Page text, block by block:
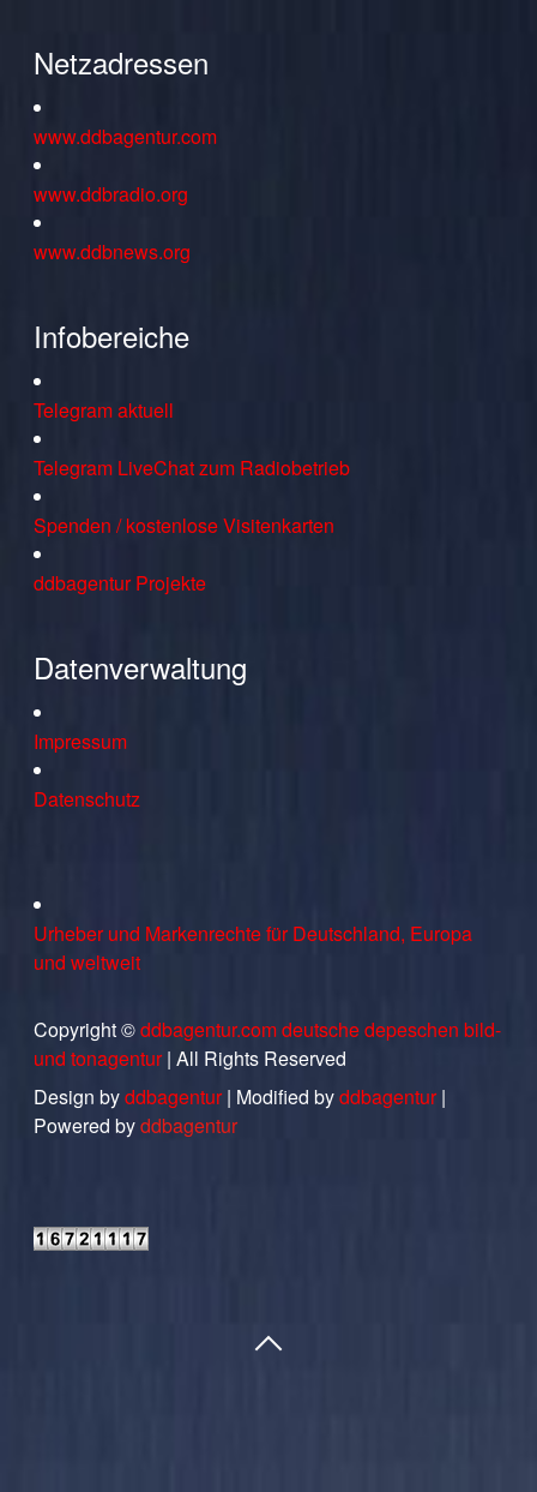
Netzadressen
www.ddbagentur.com
www.ddbradio.org
www.ddbnews.org
Infobereiche
Telegram aktuell
Telegram LiveChat zum Radiobetrieb
Spenden / kostenlose Visitenkarten
ddbagentur Projekte
Datenverwaltung
Impressum
Datenschutz
Urheber und Markenrechte für Deutschland, Europa
und weltweit
Copyright ©ddbagentur.com deutsche depeschen bild-
und tonagentur| All Rights Reserved
Design byddbagentur| Modified byddbagentur|
Powered byddbagentur